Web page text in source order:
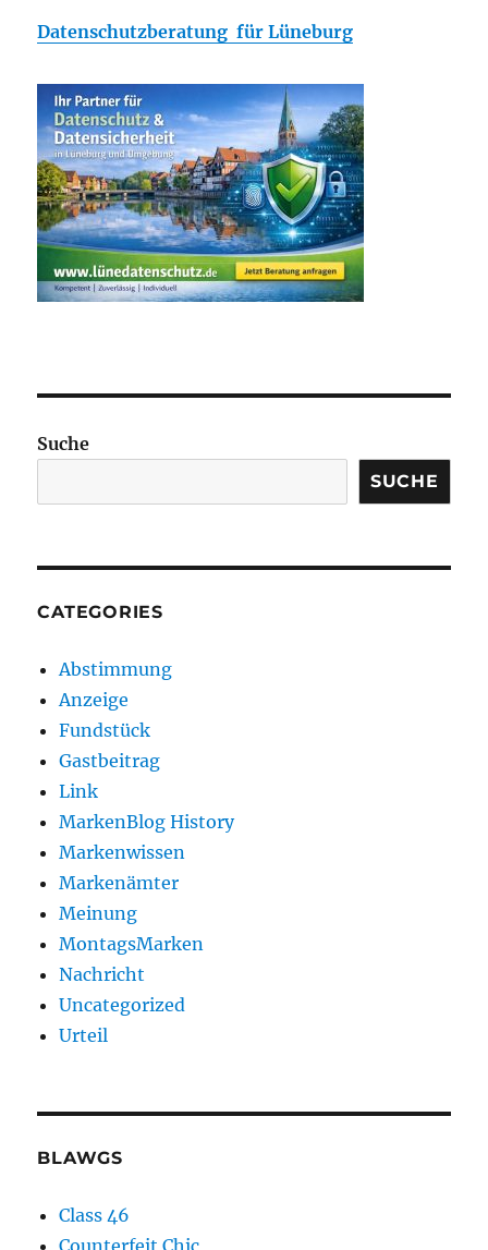
Datenschutzberatung für Lüneburg
Suche
SUCHE
CATEGORIES
Abstimmung
Anzeige
Fundstück
Gastbeitrag
Link
MarkenBlog History
Markenwissen
Markenämter
Meinung
MontagsMarken
Nachricht
Uncategorized
Urteil
BLAWGS
Class 46